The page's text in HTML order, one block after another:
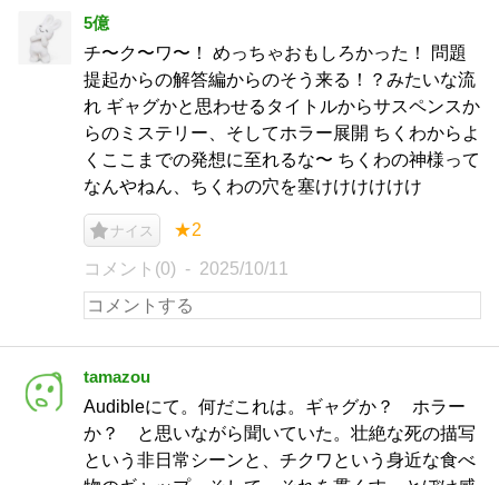
5億
チ〜ク〜ワ〜！ めっちゃおもしろかった！ 問題
提起からの解答編からのそう来る！？みたいな流
れ ギャグかと思わせるタイトルからサスペンスか
らのミステリー、そしてホラー展開 ちくわからよ
くここまでの発想に至れるな〜 ちくわの神様って
なんやねん、ちくわの穴を塞けけけけけけ
ナイス ★2
コメント(0) 2025/10/11
tamazou
Audibleにて。何だこれは。ギャグか？ ホラー
か？ と思いながら聞いていた。壮絶な死の描写
という非日常シーンと、チクワという身近な食べ